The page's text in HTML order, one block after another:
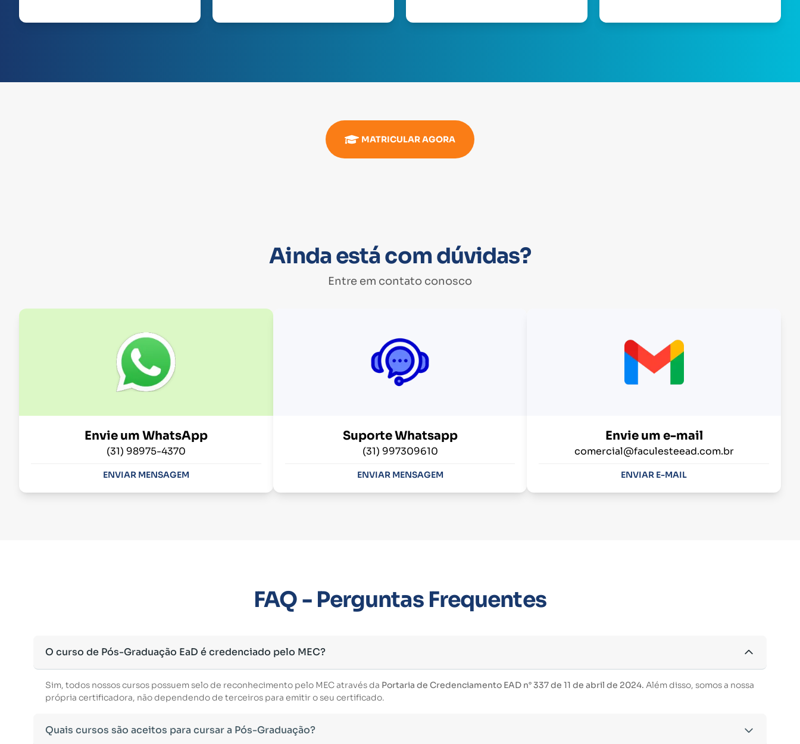
MATRICULAR AGORA
Ainda está com dúvidas?
Entre em contato conosco
Envie um WhatsApp
(31) 98975-4370
ENVIAR MENSAGEM
Suporte Whatsapp
(31) 997309610
ENVIAR MENSAGEM
Envie um e-mail
comercial@faculesteead.com.br
ENVIAR E-MAIL
FAQ - Perguntas Frequentes
O curso de Pós-Graduação EaD é credenciado pelo MEC?
Sim, todos nossos cursos possuem selo de reconhecimento pelo MEC através da Portaria de Credenciamento EAD n° 337 de 11 de abril de 2024. Além disso, somos a nossa
própria certificadora, não dependendo de terceiros para emitir o seu certificado.
Quais cursos são aceitos para cursar a Pós-Graduação?